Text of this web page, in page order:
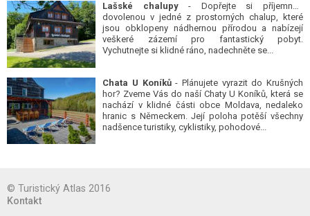
Lašské chalupy- Dopřejte si příjemnou
dovolenou v jedné z prostorných chalup, které
jsou obklopeny nádhernou přírodou a nabízejí
veškeré zázemí pro fantastický pobyt.
Vychutnejte si klidné ráno, nadechněte se...
Chata U Koníků- Plánujete vyrazit do Krušných
hor? Zveme Vás do naší Chaty U Koníků, která se
nachází v klidné části obce Moldava, nedaleko
hranic s Německem. Její poloha potěší všechny
nadšence turistiky, cyklistiky, pohodové...
© Turistický Atlas 2016
Kontakt